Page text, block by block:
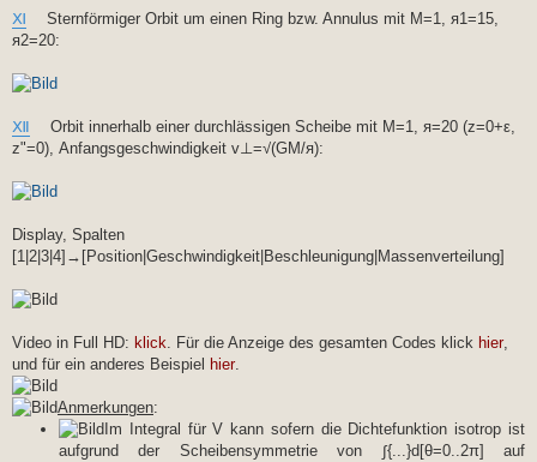
Ⅺ Sternförmiger Orbit um einen Ring bzw. Annulus mit M=1, я1=15,
я2=20:
Ⅻ Orbit innerhalb einer durchlässigen Scheibe mit M=1, я=20 (z=0+ε,
z"=0), Anfangsgeschwindigkeit v⊥=√(GM/я):
Display, Spalten
[1|2|3|4]→[Position|Geschwindigkeit|Beschleunigung|Massenverteilung]
Video in Full HD: klick. Für die Anzeige des gesamten Codes klick hier,
und für ein anderes Beispiel hier.
Anmerkungen:
Im Integral für V kann sofern die Dichtefunktion isotrop ist
aufgrund der Scheibensymmetrie von ∫{...}d[θ=0..2π] auf